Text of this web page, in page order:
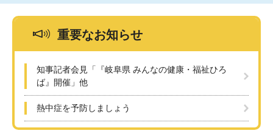
重要なお知らせ
知事記者会見「『岐阜県 みんなの健康・福祉ひろ
ば』開催」他
熱中症を予防しましょう